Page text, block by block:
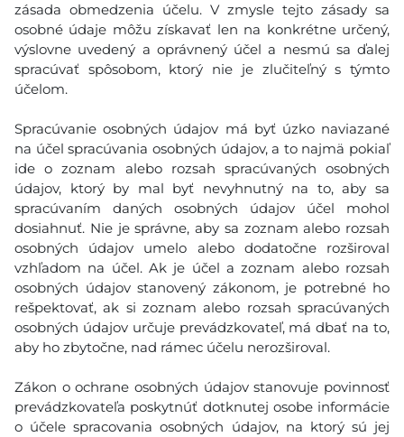
zásada obmedzenia účelu. V zmysle tejto zásady sa
osobné údaje môžu získavať len na konkrétne určený,
výslovne uvedený a oprávnený účel a nesmú sa ďalej
spracúvať spôsobom, ktorý nie je zlučiteľný s týmto
účelom.
Spracúvanie osobných údajov má byť úzko naviazané
na účel spracúvania osobných údajov, a to najmä pokiaľ
ide o zoznam alebo rozsah spracúvaných osobných
údajov, ktorý by mal byť nevyhnutný na to, aby sa
spracúvaním daných osobných údajov účel mohol
dosiahnuť. Nie je správne, aby sa zoznam alebo rozsah
osobných údajov umelo alebo dodatočne rozširoval
vzhľadom na účel. Ak je účel a zoznam alebo rozsah
osobných údajov stanovený zákonom, je potrebné ho
rešpektovať, ak si zoznam alebo rozsah spracúvaných
osobných údajov určuje prevádzkovateľ, má dbať na to,
aby ho zbytočne, nad rámec účelu nerozširoval.
Zákon o ochrane osobných údajov stanovuje povinnosť
prevádzkovateľa poskytnúť dotknutej osobe informácie
o účele spracovania osobných údajov, na ktorý sú jej